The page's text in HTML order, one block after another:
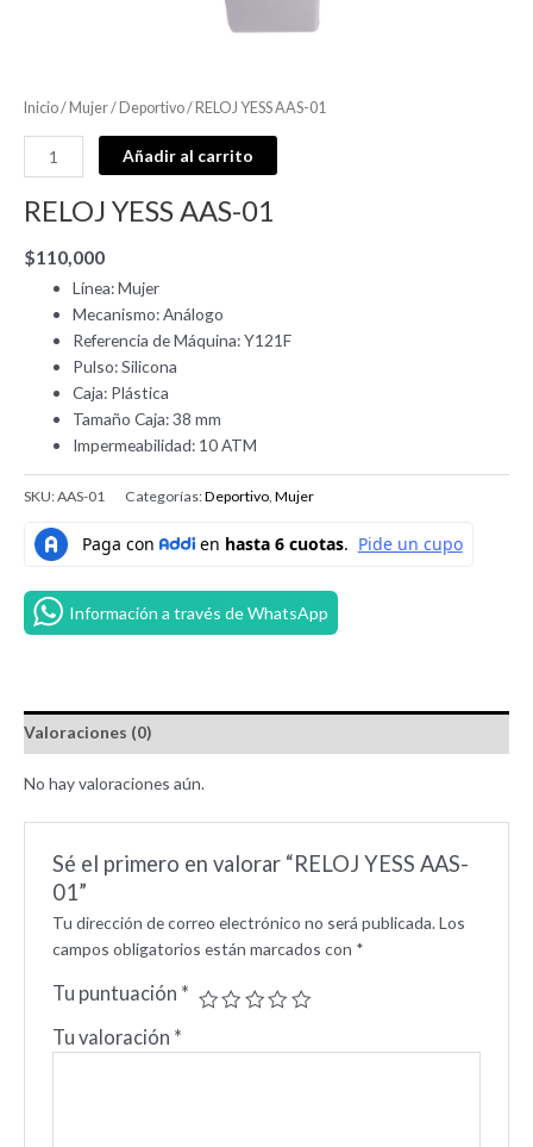
Inicio/Mujer/Deportivo/ RELOJ YESS AAS-01
Añadir al carrito
RELOJ YESS AAS-01
$110,000
Línea: Mujer
Mecanismo: Análogo
Referencia de Máquina: Y121F
Pulso: Silicona
Caja: Plástica
Tamaño Caja: 38 mm
Impermeabilidad: 10 ATM
SKU:AAS-01 Categorías:Deportivo Mujer
Información a través de WhatsApp
Valoraciones (0)
No hay valoraciones aún.
Sé el primero en valorar “RELOJ YESS AAS-
01”
Tu dirección de correo electrónico no será publicada. Los
campos obligatorios están marcados con *
Tu puntuación *
Tu valoración *